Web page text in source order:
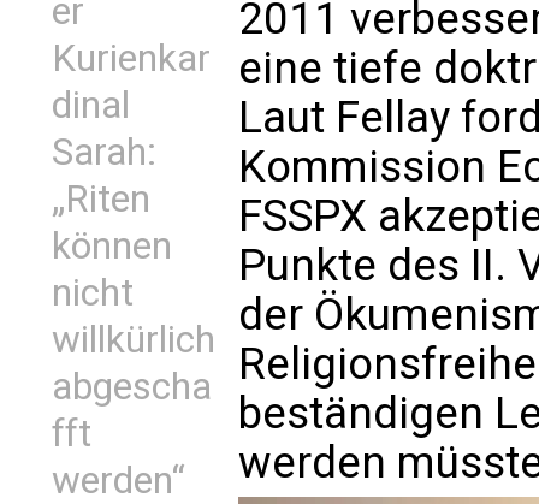
er
Kurienkar
dinal
Sarah:
„Riten
können
nicht
willkürlich
abgescha
fft
werden“
2011
eine tiefe
Laut Fellay
Kommission
FSSPX
Punkte des II.
der
beständigen
werden